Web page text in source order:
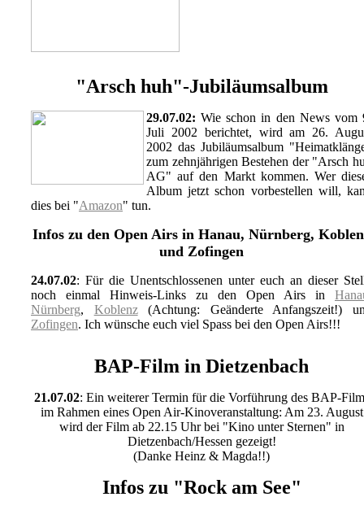
"Arsch huh"-Jubiläumsalbum
29.07.02: Wie schon in den News vom
Juli 2002 berichtet, wird am 26.
2002 das Jubiläumsalbum
zum zehnjährigen Bestehen der "Arsch
AG" auf den Markt kommen. Wer
Album jetzt schon vorbestellen will,
dies bei "Amazon" tun.
Infos zu den Open Airs in Hanau, Nürnberg,
und Zofingen
24.07.02: Für die Unentschlossenen unter euch an dieser
noch einmal Hinweis-Links zu den Open Airs in
Nürnberg, Koblenz(Achtung: Geänderte Anfangszeit!)
Zofingen. Ich wünsche euch viel Spass bei den Open Airs!!!
BAP-Film in Dietzenbach
21.07.02: Ein weiterer Termin für die Vorführung des BAP-
im Rahmen eines Open Air-Kinoveranstaltung: Am 23. August
wird der Film ab 22.15 Uhr bei "Kino unter Sternen" in
Dietzenbach/Hessen gezeigt!
(Danke Heinz & Magda!!)
Infos zu "Rock am See"